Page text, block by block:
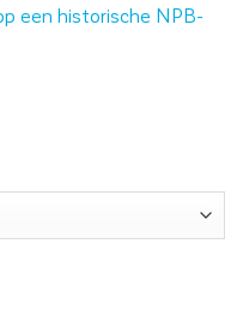
een historische NPB-